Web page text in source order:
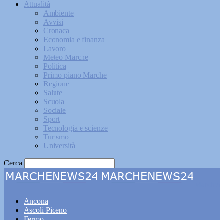
Attualità
Ambiente
Avvisi
Cronaca
Economia e finanza
Lavoro
Meteo Marche
Politica
Primo piano Marche
Regione
Salute
Scuola
Sociale
Sport
Tecnologia e scienze
Turismo
Università
Cerca
Ancona
Ascoli Piceno